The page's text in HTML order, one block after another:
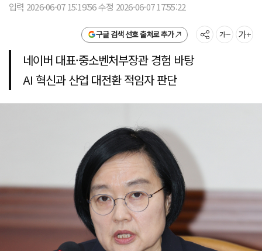
입력 2026-06-07 15:19:56 수정 2026-06-07 17:55:22
구글 검색 선호 출처로 추가
네이버 대표·중소벤처부장관 경험 바탕
AI 혁신과 산업 대전환 적임자 판단